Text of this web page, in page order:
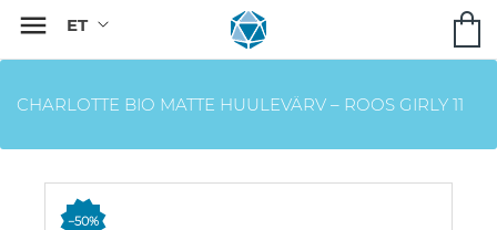

CHARLOTTE BIO MATTE HUULEVÄRV – ROOS GIRLY 11
−50%